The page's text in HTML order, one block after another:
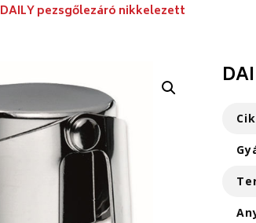
DAILY pezsgőlezáró nikkelezett